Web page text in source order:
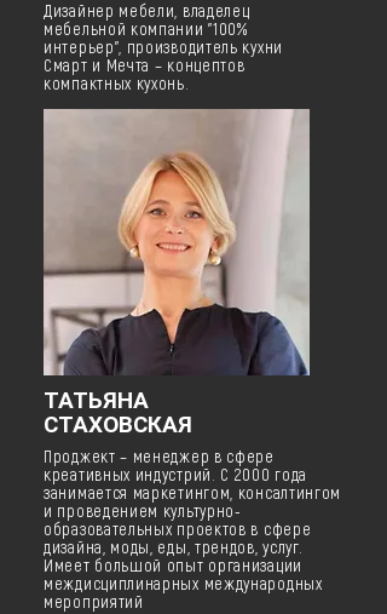
Дизайнер мебели, владелец
мебельной компании "100%
интерьер", производитель кухни
Смарт и Мечта – концептов
компактных кухонь.
ТАТЬЯНА
СТАХОВСКАЯ
Проджект – менеджер в сфере
креативных индустрий. С 2000 года
занимается маркетингом, консалтингом
и проведением культурно-
образовательных проектов в сфере
дизайна, моды, еды, трендов, услуг.
Имеет большой опыт организации
междисциплинарных международных
мероприятий